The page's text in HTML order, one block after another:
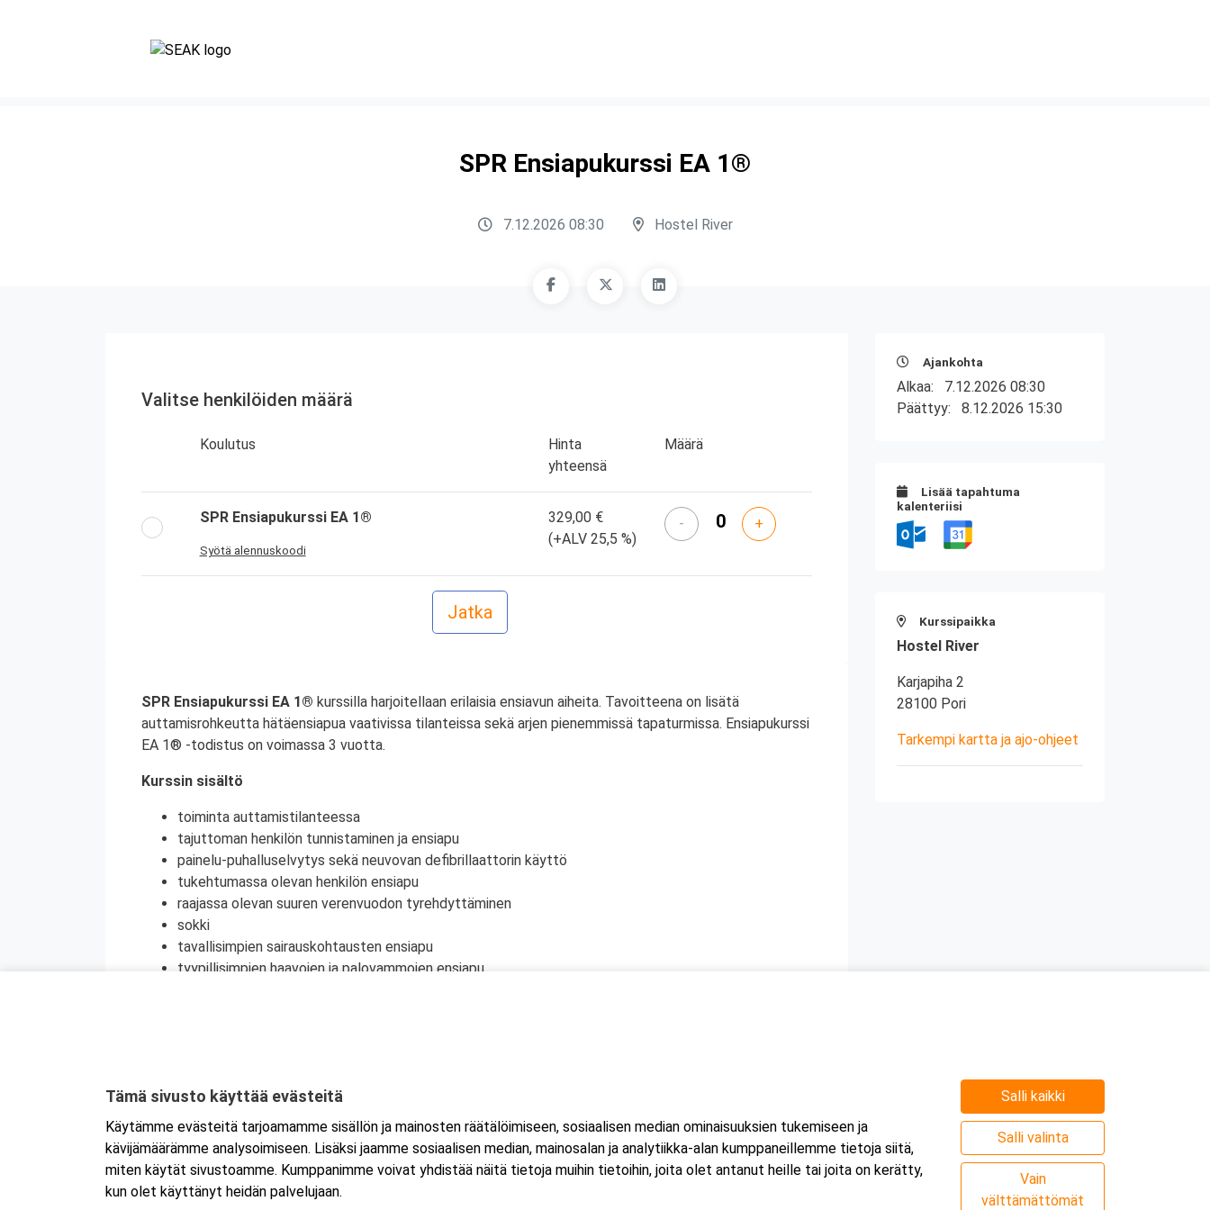
SPR Ensiapukurssi EA 1®
7.12.2026 08:30 Hostel River
Valitse henkilöiden määrä
Koulutus
Hinta
yhteensä
Määrä
SPR Ensiapukurssi EA 1®
Syötä alennuskoodi
329,00 €
(+ALV 25,5 %)
- +
SPR Ensiapukurssi EA 1® kurssilla harjoitellaan erilaisia ensiavun aiheita. Tavoitteena on lisätä
auttamisrohkeutta hätäensiapua vaativissa tilanteissa sekä arjen pienemmissä tapaturmissa. Ensiapukurssi
EA 1® -todistus on voimassa 3 vuotta.
Kurssin sisältö
toiminta auttamistilanteessa
tajuttoman henkilön tunnistaminen ja ensiapu
painelu-puhalluselvytys sekä neuvovan defibrillaattorin käyttö
tukehtumassa olevan henkilön ensiapu
raajassa olevan suuren verenvuodon tyrehdyttäminen
sokki
tavallisimpien sairauskohtausten ensiapu
tyypillisimpien haavojen ja palovammojen ensiapu
henkinen ensiapu
Koulutuksesta on myös mahdollisuus saada kaksi (2) kuorma- ja linja-auton kuljettajien ammattipätevyyden
jatkokoulutuspäivää (vain 1 merkintä/vrk).
Ajankohta
Alkaa: 7.12.2026 08:30
Päättyy: 8.12.2026 15:30
Lisää tapahtuma
kalenteriisi
Kurssipaikka
Hostel River
Karjapiha 2
28100 Pori
Tarkempi kartta ja ajo-ohjeet
Tämä sivusto käyttää evästeitä
Käytämme evästeitä tarjoamamme sisällön ja mainosten räätälöimiseen, sosiaalisen median ominaisuuksien tukemiseen ja
kävijämäärämme analysoimiseen. Lisäksi jaamme sosiaalisen median, mainosalan ja analytiikka-alan kumppaneillemme tietoja siitä,
miten käytät sivustoamme. Kumppanimme voivat yhdistää näitä tietoja muihin tietoihin, joita olet antanut heille tai joita on kerätty,
kun olet käyttänyt heidän palvelujaan.
Salli kaikki
Salli valinta
Vain
välttämättömät